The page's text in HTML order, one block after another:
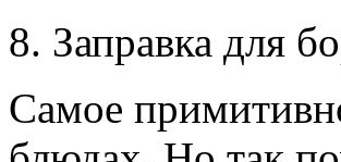
8. Заправка для
Самое